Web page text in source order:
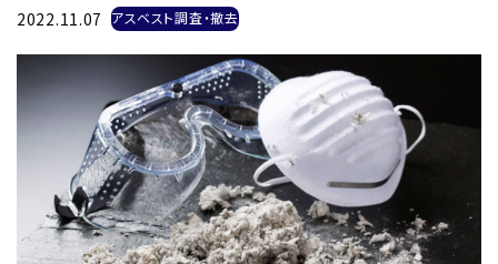
2022.11.07 アスベスト調査・撤去